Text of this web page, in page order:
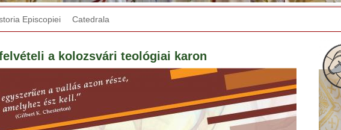
Episcopiei Catedrala
a kolozsvári teológiai karon